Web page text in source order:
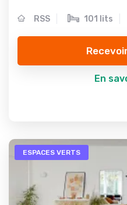
RSS 101 lits
En
ESPACES VERTS